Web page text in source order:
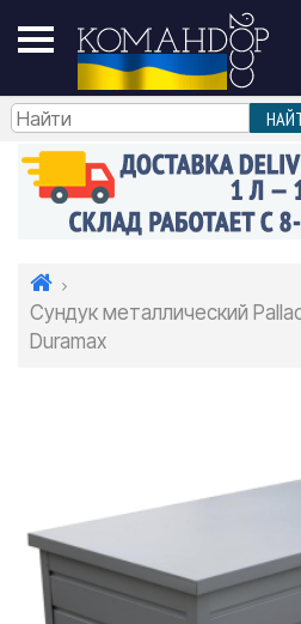
Сундук металлический
Duramax